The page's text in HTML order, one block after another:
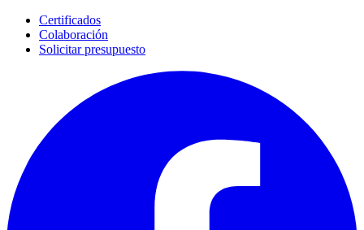
Certificados
Colaboración
Solicitar presupuesto